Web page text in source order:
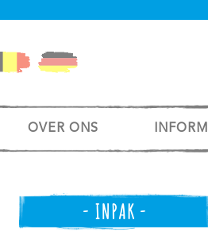
OVER ONS
- INPAK -